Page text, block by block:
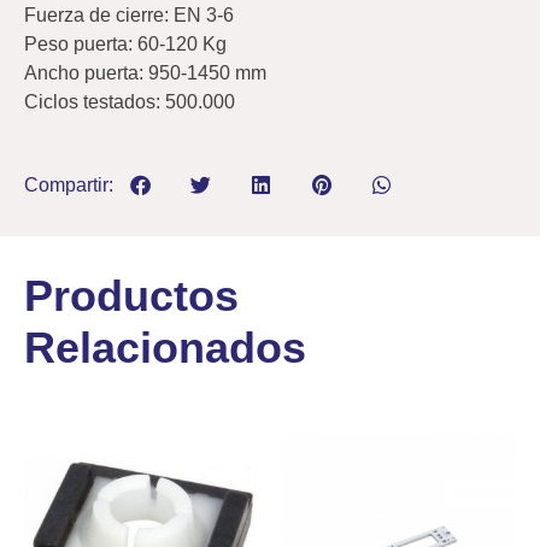
Fuerza de cierre: EN 3-6
Peso puerta: 60-120 Kg
Ancho puerta: 950-1450 mm
Ciclos testados: 500.000
Compartir:
Productos
Relacionados